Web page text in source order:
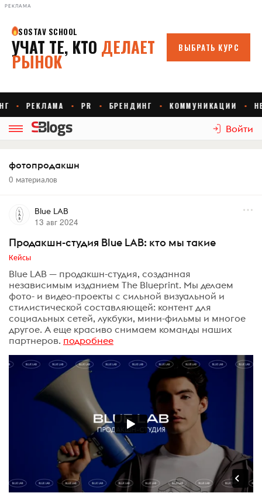
РЕКЛАМА
Войти
фотопродакшн
0 материалов
Blue LAB
13 авг 2024
Продакшн-студия Blue LAB: кто мы такие
Кейсы
Blue LAB — продакшн-студия, созданная
независимым изданием The Blueprint. Мы делаем
фото- и видео-проекты с сильной визуальной и
стилистической составляющей: контент для
социальных сетей, лукбуки, мини-фильмы и многое
другое. А еще красиво снимаем команды наших
партнеров. подробнее